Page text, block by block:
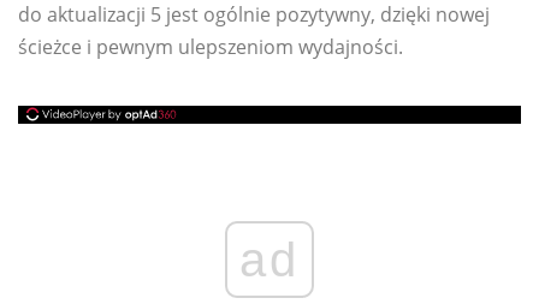
do aktualizacji 5 jest ogólnie pozytywny, dzięki nowej
ścieżce i pewnym ulepszeniom wydajności.
ad